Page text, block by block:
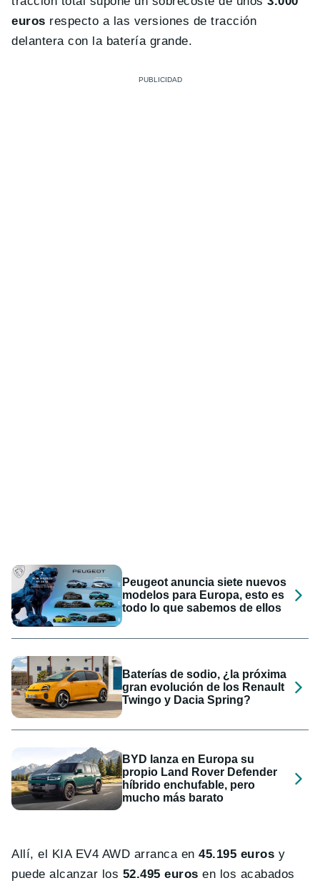
euros respecto a las versiones de tracción
delantera con la batería grande.
Peugeot anuncia siete nuevos
modelos para Europa, esto es
todo lo que sabemos de ellos
Baterías de sodio, ¿la próxima
gran evolución de los Renault
Twingo y Dacia Spring?
BYD lanza en Europa su
propio Land Rover Defender
híbrido enchufable, pero
mucho más barato
Allí, el KIA EV4 AWD arranca en45.195 euros y
puede alcanzar los 52.495 euros en los acabados